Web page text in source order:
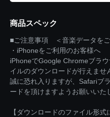
商品スペック
■ご注意事項 ＜音楽データを
・iPhoneをご利用のお客様へ
iPhoneでGoogle Chromeブラ
イルのダウンロードが行えませ
誠に恐れ入りますが、Safariブ
ードを頂けますようお願いいた
【ダウンロードのファイル形式